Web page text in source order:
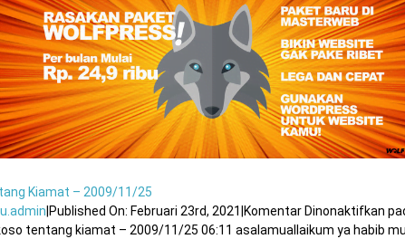
Kiamat – 2009/11/25
Published On: Februari 23rd, 2021 Komentar Dinonaktifkan
tentang kiamat – 2009/11/25 06:11 asalamuallaikum ya habib